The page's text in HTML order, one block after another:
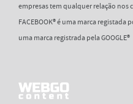
empresas tem qualquer relação
FACEBOOK® é uma marca registada
uma marca registrada pela GOOGLE®